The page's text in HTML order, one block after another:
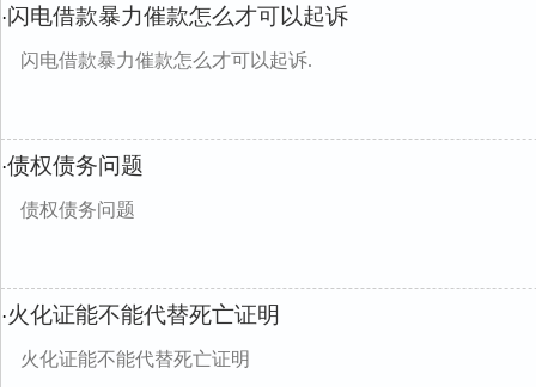
·闪电借款暴力催款怎么才可以起诉
闪电借款暴力催款怎么才可以起诉.
·债权债务问题
债权债务问题
·火化证能不能代替死亡证明
火化证能不能代替死亡证明